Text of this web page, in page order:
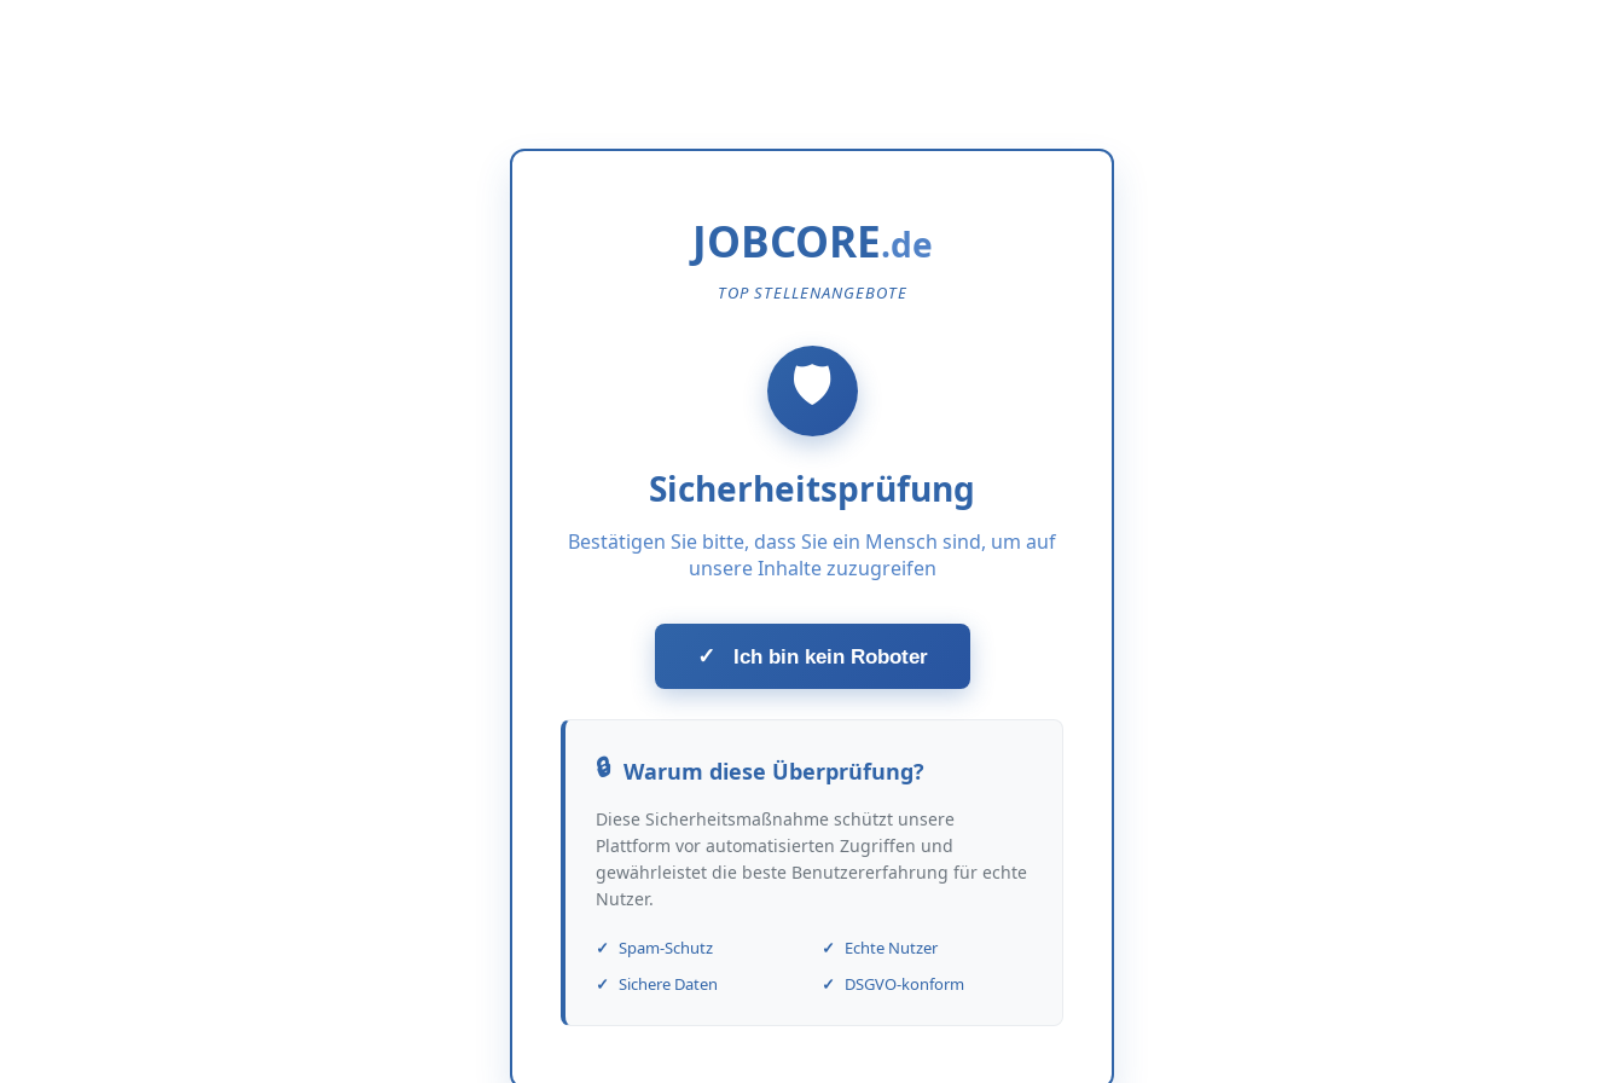
JOBCORE
TOP STELLENANGEBOTE
Sicherheitsprüfung
Bestätigen Sie bitte, dass Sie ein Mensch sind, um auf
unsere Inhalte zuzugreifen
✓ Ich bin kein Roboter
Warum diese Überprüfung?
Diese Sicherheitsmaßnahme schützt unsere
Plattform vor automatisierten Zugriffen und
gewährleistet die beste Benutzererfahrung für echte
Nutzer.
Spam-Schutz
Echte Nutzer
Sichere Daten
DSGVO-konform